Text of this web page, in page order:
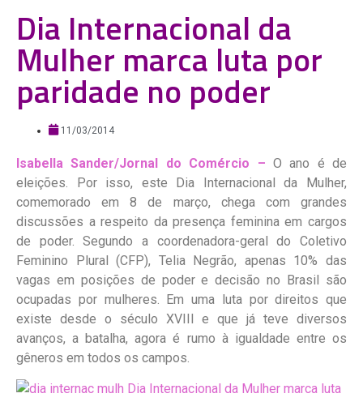
Dia Internacional da
Mulher marca luta por
paridade no poder
11/03/2014
Isabella Sander/Jornal do Comércio – O ano é de
eleições. Por isso, este Dia Internacional da Mulher,
comemorado em 8 de março, chega com grandes
discussões a respeito da presença feminina em cargos
de poder. Segundo a coordenadora-geral do Coletivo
Feminino Plural (CFP), Telia Negrão, apenas 10% das
vagas em posições de poder e decisão no Brasil são
ocupadas por mulheres. Em uma luta por direitos que
existe desde o século XVIII e que já teve diversos
avanços, a batalha, agora é rumo à igualdade entre os
gêneros em todos os campos.